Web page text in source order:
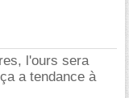
l'ours sera
a tendance à